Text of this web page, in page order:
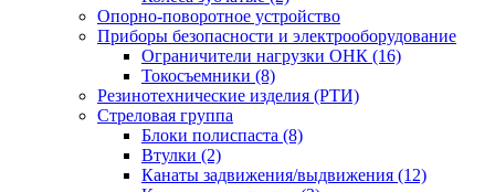
Опорно-поворотное устройство
Приборы безопасности и электрооборудование
Ограничители нагрузки ОНК (16)
Токосъемники (8)
Резинотехнические изделия (РТИ)
Стреловая группа
Блоки полиспаста (8)
Втулки (2)
Канаты задвижения/выдвижения (12)